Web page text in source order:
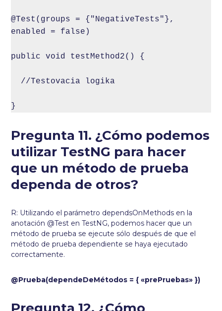
@Test(groups = {"NegativeTests"},
enabled = false)
public void testMethod2() {
//Testovacia logika
}
Pregunta 11. ¿Cómo podemos
utilizar TestNG para hacer
que un método de prueba
dependa de otros?
R: Utilizando el parámetro dependsOnMethods en la
anotación @Test en TestNG, podemos hacer que un
método de prueba se ejecute sólo después de que el
método de prueba dependiente se haya ejecutado
correctamente.
@Prueba(dependeDeMétodos = { «prePruebas» })